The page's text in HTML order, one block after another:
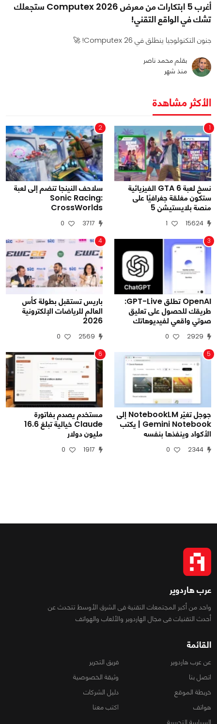
أغرب 5 ابتكارات من معرض Computex 2026 ستجعلك
تشك في الواقع التقني!
جنون التكنولوجيا ينطلق في Computex 26! 🚀
بقلم محمد ناصر
منذ شهر
الأكثر مشاهدة
1
نسخ لعبة GTA 6 الفيزيائية
ستكون مغلقة جغرافيًا على
منصة بلايستيشن 5
15624
1
2
سلاحف النينجا تنضم إلى لعبة
Sonic Racing:
CrossWorlds
3717
0
3
OpenAI تطلق GPT-Live:
طريقك للحصول على تعليق
صوتي واقعي لفيديوهاتك
2929
0
4
باريس تستقبل بطولة كأس
العالم للرياضات الإلكترونية
2026
2569
0
5
جوجل تغيّر NotebookLM إلى
Gemini Notebook | يكتب
الأكواد وينفذها بنفسه
2344
0
6
مستخدم يصدم بفاتورة
Claude خيالية تبلغ 16.6
مليون دولار
1917
0
عرب هاردوير
واحد من أكبر المجتمعات التقنية فى الشرق الأوسط تتحدث عن
أحدث التقنيات فى مجال الهاردوير والألعاب والهواتف
القائمة
عن عرب هاردوير
فريق التحرير
اتصل بنا
وثيقة الخصوصية
خريطة الموقع
دليل الشركات
هواتف
اكتب معنا